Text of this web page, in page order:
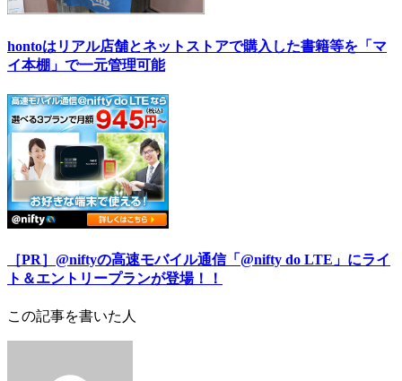
hontoはリアル店舗とネットストアで購入した書籍等を「マ
イ本棚」で一元管理可能
［PR］@niftyの高速モバイル通信「@nifty do LTE」にライ
ト＆エントリープランが登場！！
この記事を書いた人